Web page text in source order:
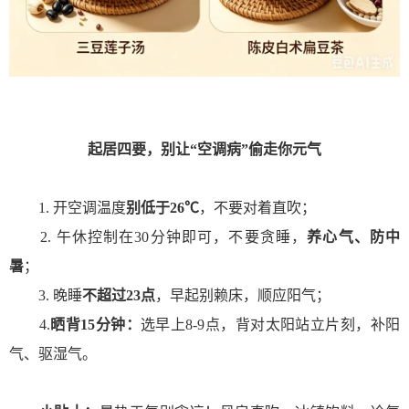
起居四要，别让“空调病”偷走你元气
1. 开空调温度别低于26℃，不要对着直吹；
2. 午休控制在30分钟即可，不要贪睡，养心气、防中
暑；
3. 晚睡不超过23点，早起别赖床，顺应阳气；
4. 晒背15分钟： 选早上8-9点，背对太阳站立片刻，补阳
气、驱湿气。